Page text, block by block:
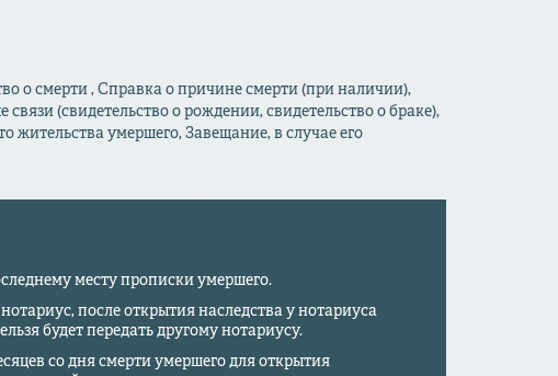
о смерти , Справка о причине смерти (при наличии),
(свидетельство о рождении, свидетельство о браке),
жительства умершего, Завещание, в случае его
месту прописки умершего.
после открытия наследства у нотариуса
будет передать другому нотариусу.
со дня смерти умершего для открытия